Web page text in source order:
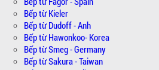
Bếp từ Kieler
Bếp từ Dudoff - Anh
Bếp từ Hawonkoo- Korea
Bếp từ Smeg - Germany
Bếp từ Sakura - Taiwan